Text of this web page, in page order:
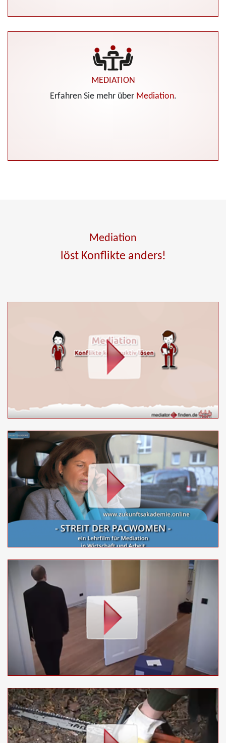
MEDIATION
Erfahren Sie mehr über Mediation.
Mediation
löst Konflikte anders!